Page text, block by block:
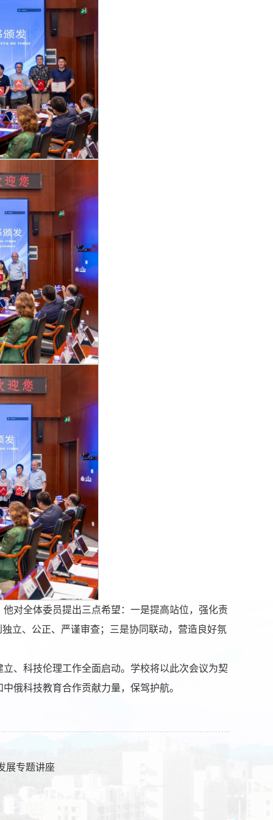
对全体委员提出三点希望：一是提高站位，强化责
立、公正、严谨审查；三是协同联动，营造良好氛
、科技伦理工作全面启动。学校将以此次会议为契
俄科技教育合作贡献力量，保驾护航。
展专题讲座